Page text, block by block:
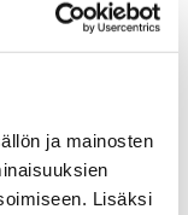
ja mainosten
Lisäksi